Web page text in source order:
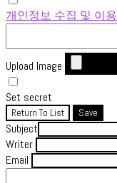
개인정보 수집 및 이용
Upload Image
Set secret
Return To List Save
Subject
Writer
Email